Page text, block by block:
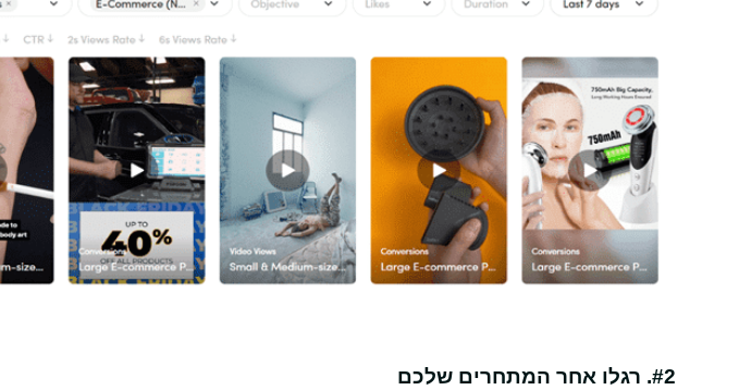
#2. רגלו אחר המתחרים שלכם